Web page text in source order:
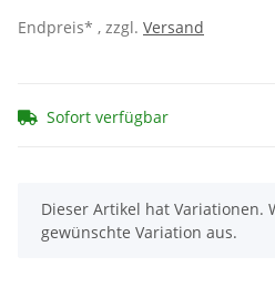
Endpreis* , zzgl. Versand
Sofort verfügbar
x
Dieser Artikel hat Variationen.
gewünschte Variation aus.